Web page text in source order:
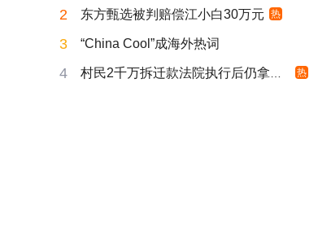
2 东方甄选被判赔偿江小白30万元 热
3 “China Cool”成海外热词
4 村民2千万拆迁款法院执行后仍拿不到 热